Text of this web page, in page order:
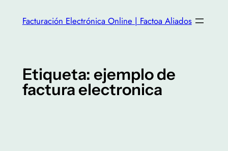
Facturación Electrónica Online | Factoa Aliados
Etiqueta: ejemplo de
factura electronica